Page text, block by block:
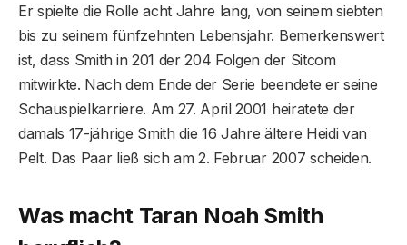
Er spielte die Rolle acht Jahre lang, von seinem siebten
bis zu seinem fünfzehnten Lebensjahr. Bemerkenswert
ist, dass Smith in 201 der 204 Folgen der Sitcom
mitwirkte. Nach dem Ende der Serie beendete er seine
Schauspielkarriere. Am 27. April 2001 heiratete der
damals 17-jährige Smith die 16 Jahre ältere Heidi van
Pelt. Das Paar ließ sich am 2. Februar 2007 scheiden.
Was macht Taran Noah Smith